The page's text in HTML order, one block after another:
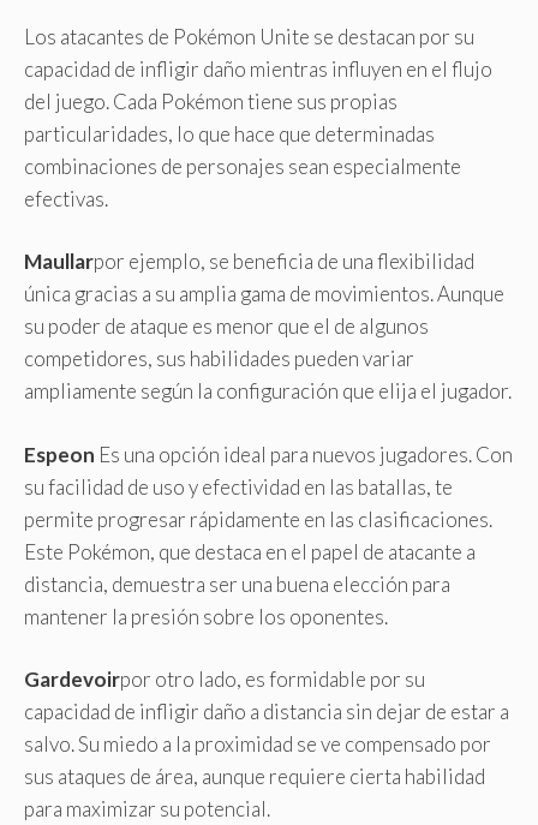
Los atacantes de Pokémon Unite se destacan por su
capacidad de infligir daño mientras influyen en el flujo
del juego. Cada Pokémon tiene sus propias
particularidades, lo que hace que determinadas
combinaciones de personajes sean especialmente
efectivas.
Maullarpor ejemplo, se beneficia de una flexibilidad
única gracias a su amplia gama de movimientos. Aunque
su poder de ataque es menor que el de algunos
competidores, sus habilidades pueden variar
ampliamente según la configuración que elija el jugador.
Espeon Es una opción ideal para nuevos jugadores. Con
su facilidad de uso y efectividad en las batallas, te
permite progresar rápidamente en las clasificaciones.
Este Pokémon, que destaca en el papel de atacante a
distancia, demuestra ser una buena elección para
mantener la presión sobre los oponentes.
Gardevoirpor otro lado, es formidable por su
capacidad de infligir daño a distancia sin dejar de estar a
salvo. Su miedo a la proximidad se ve compensado por
sus ataques de área, aunque requiere cierta habilidad
para maximizar su potencial.